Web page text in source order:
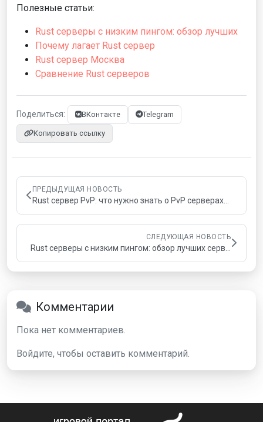
Полезные статьи:
Rust серверы с низким пингом: обзор лучших
Почему лагает Rust сервер
Rust сервер Москва
Сравнение Rust серверов
Поделиться: ВКонтакте Telegram
Копировать ссылку
ПРЕДЫДУЩАЯ НОВОСТЬ
Rust сервер PvP: что нужно знать о PvP серверах…
СЛЕДУЮЩАЯ НОВОСТЬ
Rust серверы с низким пингом: обзор лучших серв…
Комментарии
Пока нет комментариев.
Войдите, чтобы оставить комментарий.